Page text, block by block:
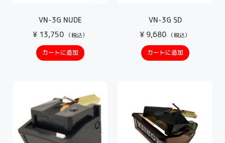
VN-3G NUDE
¥13,750 （税込）
カートに追加
VN-3G SD
¥ 9,680 （税込）
カートに追加